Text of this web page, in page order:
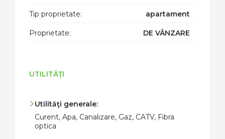
Tip proprietate: apartament
Proprietate: DE VÂNZARE
UTILITĂȚI
Utilităţi generale:
Curent, Apa, Canalizare, Gaz, CATV, Fibra
optica